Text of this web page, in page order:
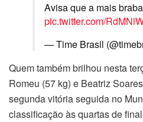
Avisa que a mais
pic.twitter.com/
— Time Brasil
Quem também brilhou nesta
Romeu (57 kg) e Beatriz
segunda vitória seguida no
classificação às quartas de